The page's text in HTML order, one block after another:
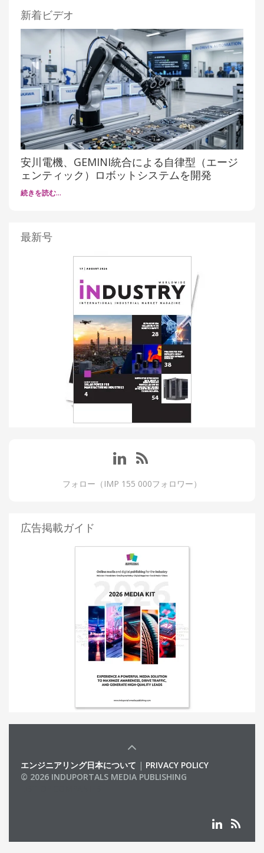
新着ビデオ
安川電機、GEMINI統合による自律型（エージ
ェンティック）ロボットシステムを開発
続きを読む…
最新号
フォロー（IMP 155 000フォロワー）
広告掲載ガイド
エンジニアリング日本について | PRIVACY POLICY
© 2026 INDUPORTALS MEDIA PUBLISHING